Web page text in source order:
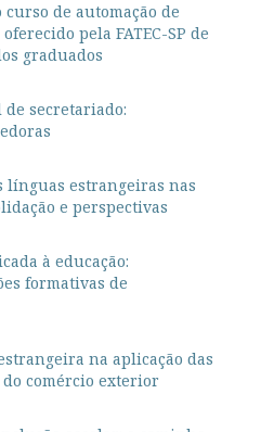
de automação de
pela FATEC-SP de
graduados
secretariado:
estrangeiras nas
e perspectivas
à educação:
formativas de
na aplicação das
comércio exterior